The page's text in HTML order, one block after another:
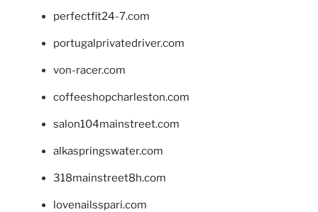
perfectfit24-7.com
portugalprivatedriver.com
von-racer.com
coffeeshopcharleston.com
salon104mainstreet.com
alkaspringswater.com
318mainstreet8h.com
lovenailsspari.com